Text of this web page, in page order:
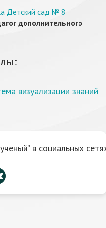
Детский сад № 8
дополнительного
визуализации знаний
в социальных